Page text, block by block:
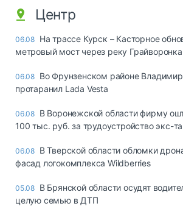
Центр
06.08 На трассе Курск – Касторное
метровый мост через реку Грайворонка
06.08 Во Фрунзенском районе
протаранил Lada Vesta
06.08 В Воронежской области фирму
100 тыс. руб. за трудоустройство экс-
06.08 В Тверской области обломки
фасад логокомплекса Wildberries
05.08 В Брянской области осудят
целую семью в ДТП